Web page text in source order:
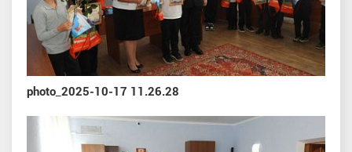
photo_2025-10-17 11.26.28